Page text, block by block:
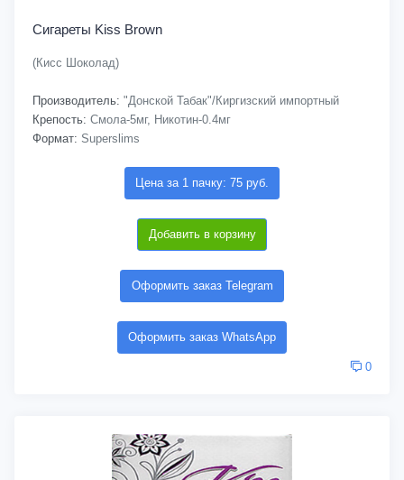
Сигареты Kiss Brown
(Кисс Шоколад)
Производитель: "Донской Табак"/Киргизский импортный
Крепость: Смола-5мг, Никотин-0.4мг
Формат: Superslims
Цена за 1 пачку: 75 руб.
Добавить в корзину
Оформить заказ Telegram
Оформить заказ WhatsApp
0